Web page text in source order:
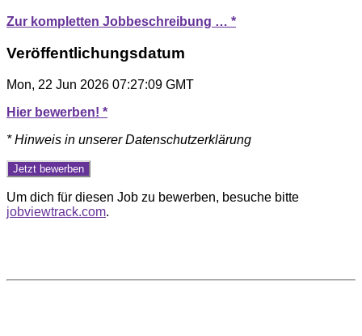
Zur kompletten Jobbeschreibung … *
Veröffentlichungsdatum
Mon, 22 Jun 2026 07:27:09 GMT
Hier bewerben! *
* Hinweis in unserer Datenschutzerklärung
Um dich für diesen Job zu bewerben, besuche bitte
jobviewtrack.com.